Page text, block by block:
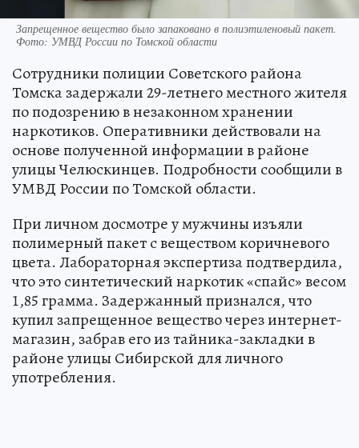
Запрещенное вещество было запаковано в полиэтиленовый пакет.
Фото: УМВД России по Томской области
Сотрудники полиции Советского района
Томска задержали 29-летнего местного жителя
по подозрению в незаконном хранении
наркотиков. Оперативники действовали на
основе полученной информации в районе
улицы Челюскинцев. Подробности сообщили в
УМВД России по Томской области.
При личном досмотре у мужчины изъяли
полимерный пакет с веществом коричневого
цвета. Лабораторная экспертиза подтвердила,
что это синтетический наркотик «спайс» весом
1,85 грамма. Задержанный признался, что
купил запрещенное вещество через интернет-
магазин, забрав его из тайника-закладки в
районе улицы Сибирской для личного
употребления.